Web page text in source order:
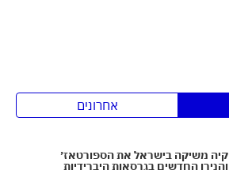
אחרונים
קיה משיקה בישראל את הספורטאז׳
והנירו החדשים בגרסאות היברידיות